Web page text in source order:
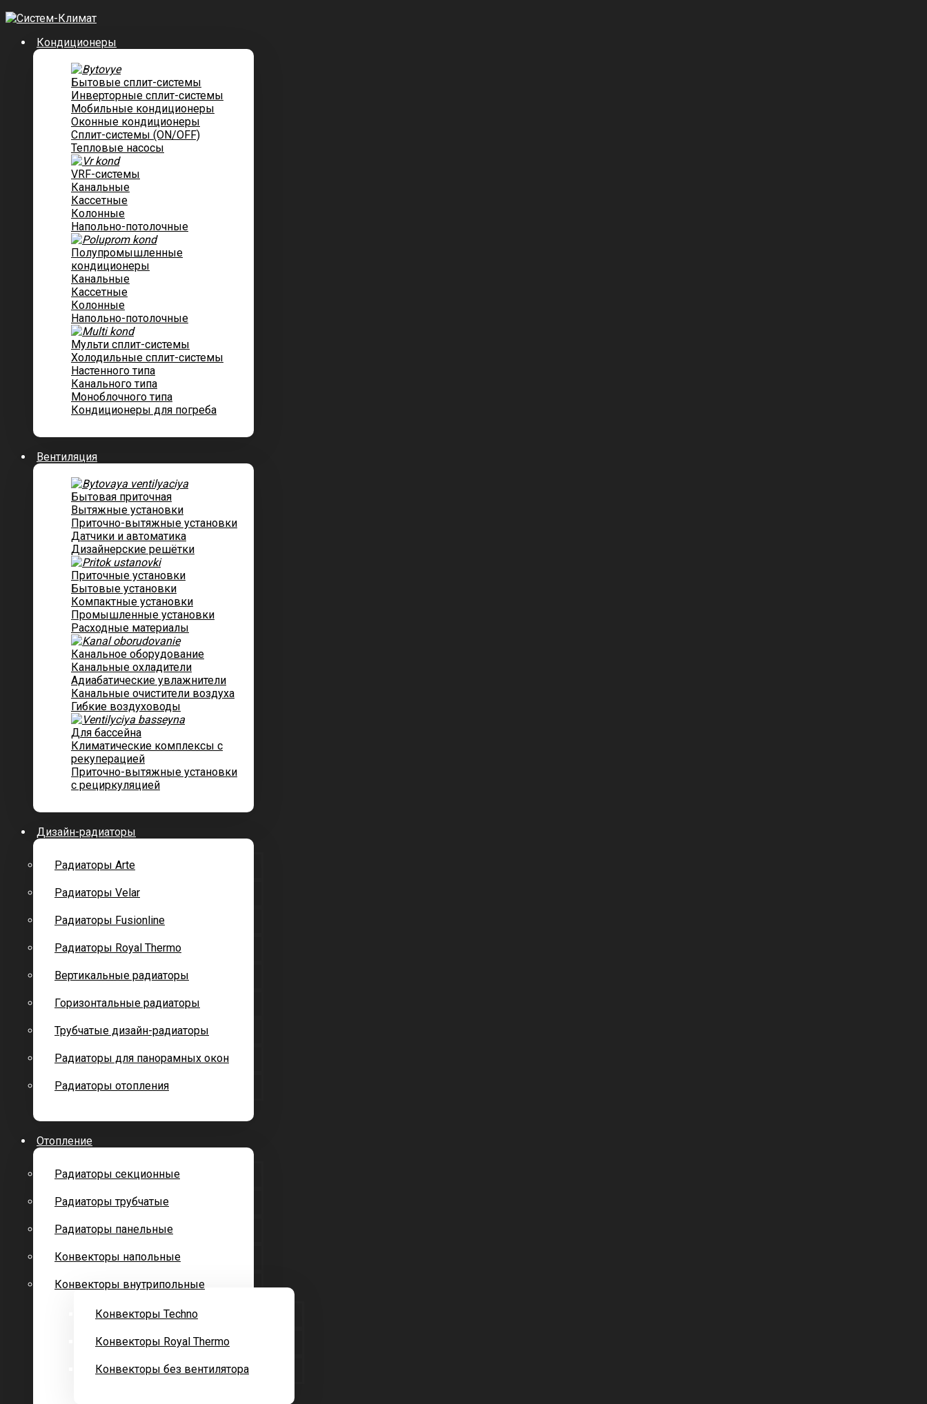
Кондиционеры
Бытовые сплит-системы
Инверторные сплит-системы
Мобильные кондиционеры
Оконные кондиционеры
Сплит-системы (ON/OFF)
Тепловые насосы
VRF-системы
Канальные
Касcетные
Колонные
Напольно-потолочные
Полупромышленные
кондиционеры
Канальные
Кассетные
Колонные
Напольно-потолочные
Мульти сплит-системы
Холодильные сплит-системы
Настенного типа
Канального типа
Моноблочного типа
Кондиционеры для погреба
Вентиляция
Бытовая приточная
Вытяжные установки
Приточно-вытяжные установки
Датчики и автоматика
Дизайнерские решётки
Приточные установки
Бытовые установки
Компактные установки
Промышленные установки
Расходные материалы
Канальное оборудование
Канальные охладители
Адиабатические увлажнители
Канальные очистители воздуха
Гибкие воздуховоды
Для бассейна
Климатические комплексы с
рекуперацией
Приточно-вытяжные установки
с рециркуляцией
Дизайн-радиаторы
Радиаторы Arte
Радиаторы Velar
Радиаторы Fusionline
Радиаторы Royal Thermo
Вертикальные радиаторы
Горизонтальные радиаторы
Трубчатые дизайн-радиаторы
Радиаторы для панорамных окон
Радиаторы отопления
Отопление
Радиаторы секционные
Радиаторы трубчатые
Радиаторы панельные
Конвекторы напольные
Конвекторы внутрипольные
Конвекторы Techno
Конвекторы Royal Thermo
Конвекторы без вентилятора